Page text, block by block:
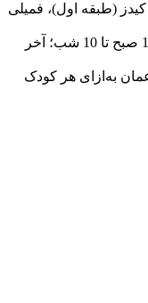
کیدز (طبقه اول)، فمیلی
همه‌روزه از 10 صبح تا 10 شب؛ آخر